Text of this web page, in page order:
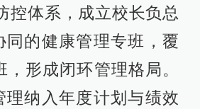
控体系，成立校长负总
同的健康管理专班，覆
形成闭环管理格局。
理纳入年度计划与绩效